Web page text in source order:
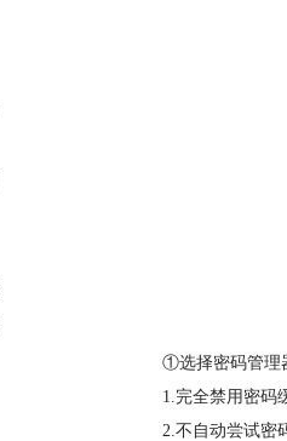
①选择密码管理
1.完全禁用密码
2.不自动尝试密